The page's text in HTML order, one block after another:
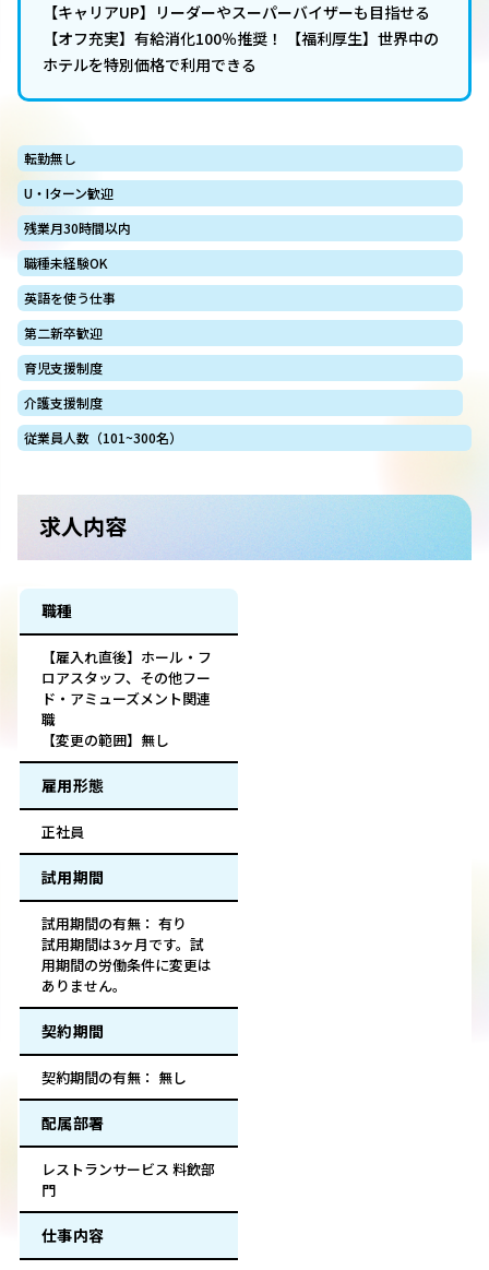
【キャリアUP】リーダーやスーパーバイザーも目指せる
【オフ充実】有給消化100％推奨！ 【福利厚生】世界中の
ホテルを特別価格で利用できる
転勤無し
U・Iターン歓迎
残業月30時間以内
職種未経験OK
英語を使う仕事
第二新卒歓迎
育児支援制度
介護支援制度
従業員人数（101~300名）
求人内容
職種
【雇入れ直後】ホール・フ
ロアスタッフ、その他フー
ド・アミューズメント関連
職
【変更の範囲】無し
雇用形態
正社員
試用期間
試用期間の有無： 有り
試用期間は3ヶ月です。試
用期間の労働条件に変更は
ありません。
契約期間
契約期間の有無： 無し
配属部署
レストランサービス 料飲部
門
仕事内容